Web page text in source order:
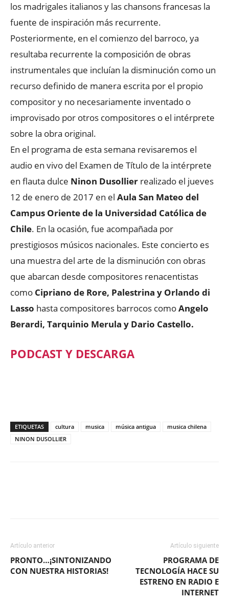
los madrigales italianos y las chansons francesas la
fuente de inspiración más recurrente.
Posteriormente, en el comienzo del barroco, ya
resultaba recurrente la composición de obras
instrumentales que incluían la disminución como un
recurso definido de manera escrita por el propio
compositor y no necesariamente inventado o
improvisado por otros compositores o el intérprete
sobre la obra original.
En el programa de esta semana revisaremos el
audio en vivo del Examen de Título de la intérprete
en flauta dulce Ninon Dusollier realizado el jueves
12 de enero de 2017 en el Aula San Mateo del
Campus Oriente de la Universidad Católica de
Chile. En la ocasión, fue acompañada por
prestigiosos músicos nacionales. Este concierto es
una muestra del arte de la disminución con obras
que abarcan desde compositores renacentistas
como Cipriano de Rore, Palestrina y Orlando di
Lasso hasta compositores barrocos comoAngelo
Berardi, Tarquinio Merula y Dario Castello.
PODCAST Y DESCARGA
ETIQUETAS cultura musica música antigua
musica chilena
NINON DUSOLLIER
Artículo anterior
PRONTO…¡SINTONIZANDO
CON NUESTRA HISTORIAS!
Artículo siguiente
PROGRAMA DE
TECNOLOGÍA HACE SU
ESTRENO EN RADIO E
INTERNET